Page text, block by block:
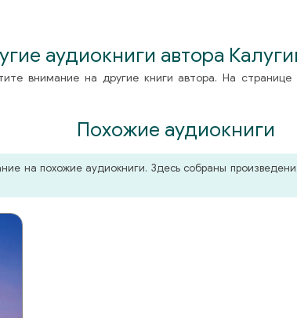
аудиокниги автора
внимание на другие книги автора. На
Похожие аудиокниги
на похожие аудиокниги. Здесь собраны